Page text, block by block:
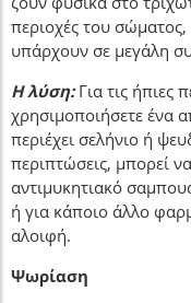
περιοχές του
υπάρχουν σε μεγάλη
Η λύση:Για τις ήπιες
χρησιμοποιήσετε ένα
περιέχει σελήνιο ή
περιπτώσεις, μπορεί
αντιμυκητιακό
ή για κάποιο άλλο
αλοιφή.
Ψωρίαση